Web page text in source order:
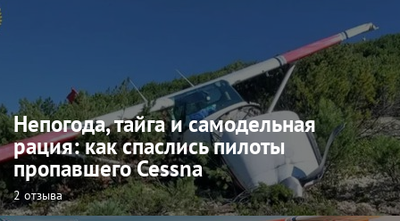
Непогода, тайга и самодельная
рация: как спаслись пилоты
пропавшего Cessna
2 отзыва